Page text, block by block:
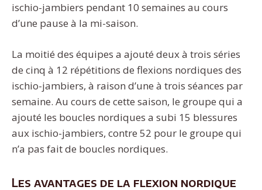
ischio-jambiers pendant 10 semaines au cours
d’une pause à la mi-saison.
La moitié des équipes a ajouté deux à trois séries
de cinq à 12 répétitions de flexions nordiques des
ischio-jambiers, à raison d’une à trois séances par
semaine. Au cours de cette saison, le groupe qui a
ajouté les boucles nordiques a subi 15 blessures
aux ischio-jambiers, contre 52 pour le groupe qui
n’a pas fait de boucles nordiques.
Les avantages de la flexion nordique